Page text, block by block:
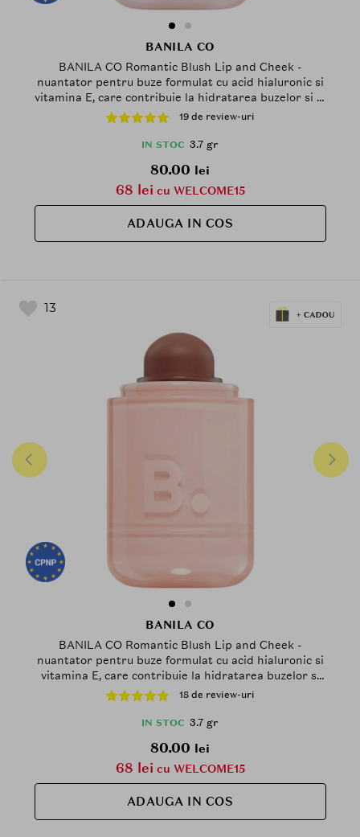
BANILA CO
BANILA CO Romantic Blush Lip and Cheek -
nuantator pentru buze formulat cu acid hialuronic si
vitamina E, care contribuie la hidratarea buzelor si la
mentinerea confortului - 3.7 gr - 10 Toffee Chocolate
19 de review-uri
IN STOC 3.7 gr
80.00 lei
68 lei cu WELCOME15
ADAUGA IN COS
13
BANILA CO
BANILA CO Romantic Blush Lip and Cheek -
nuantator pentru buze formulat cu acid hialuronic si
vitamina E, care contribuie la hidratarea buzelor si
obrajilor si la mentinerea confortului pe parcursul
zilei - 3.7 gr - 15 Nutty
18 de review-uri
IN STOC 3.7 gr
80.00 lei
68 lei cu WELCOME15
ADAUGA IN COS